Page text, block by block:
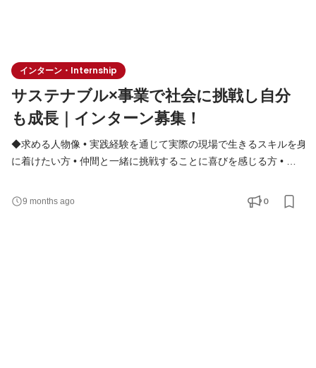
インターン・Internship
サステナブル×事業で社会に挑戦し自分
も成長｜インターン募集！
◆求める人物像 • 実践経験を通じて実際の現場で生きるスキルを身
に着けたい方 • 仲間と一緒に挑戦することに喜びを感じる方 • 自
激しい環境でも柔軟に対応できる方 ◆実践で身につく「スキル」
と「マインド」 机上の知識ではなく、“現場でしか学べない力”が
9 months ago 0